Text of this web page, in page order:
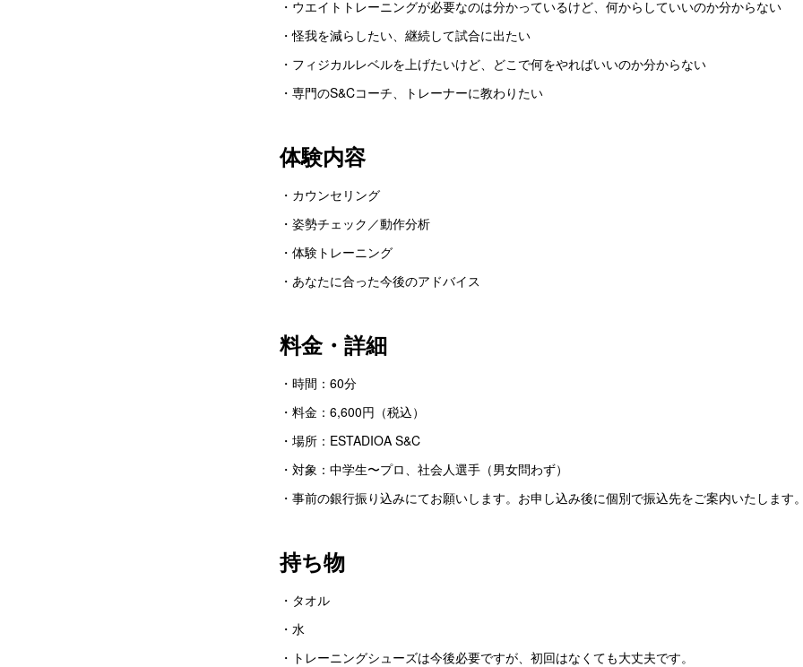
・ウエイトトレーニングが必要なのは分かっているけど、何からしていいのか分からない
・怪我を減らしたい、継続して試合に出たい
・フィジカルレベルを上げたいけど、どこで何をやればいいのか分からない
・専門のS&Cコーチ、トレーナーに教わりたい
体験内容
・カウンセリング
・姿勢チェック／動作分析
・体験トレーニング
・あなたに合った今後のアドバイス
料金・詳細
・時間：60分
・料金：6,600円（税込）
・場所：ESTADIOA S&C
・対象：中学生〜プロ、社会人選手（男女問わず）
・事前の銀行振り込みにてお願いします。お申し込み後に個別で振込先をご案内いたします。
持ち物
・タオル
・水
・トレーニングシューズは今後必要ですが、初回はなくても大丈夫です。